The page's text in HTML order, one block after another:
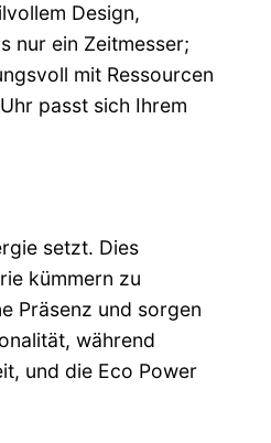
Design,
nur ein Zeitmesser;
mit Ressourcen
passt sich Ihrem
setzt. Dies
kümmern zu
Präsenz und sorgen
während
und die Eco Power